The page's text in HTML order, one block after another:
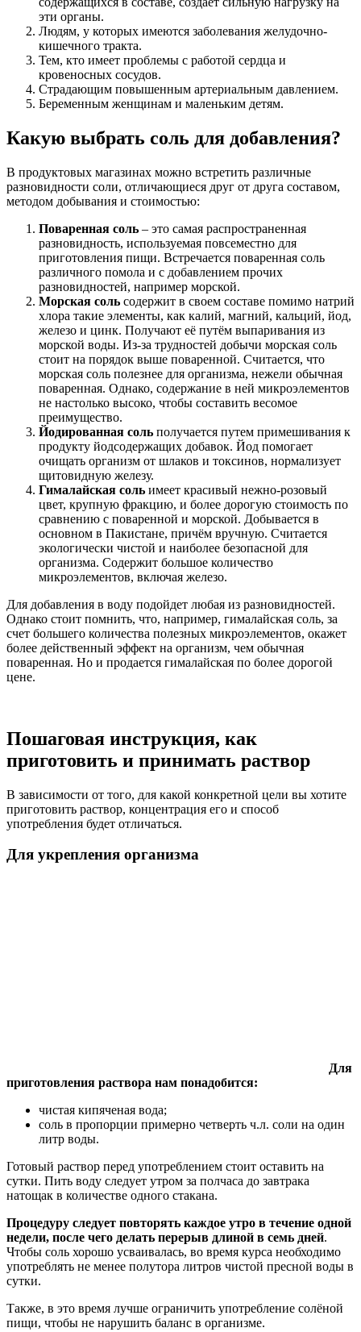
эти органы.
Людям, у которых имеются заболевания желудочно-
кишечного тракта.
Тем, кто имеет проблемы с работой сердца и
кровеносных сосудов.
Страдающим повышенным артериальным давлением.
Беременным женщинам и маленьким детям.
Какую выбрать соль для добавления?
В продуктовых магазинах можно встретить различные
разновидности соли, отличающиеся друг от друга составом,
методом добывания и стоимостью:
Поваренная соль – это самая распространенная
разновидность, используемая повсеместно для
приготовления пищи. Встречается поваренная соль
различного помола и с добавлением прочих
разновидностей, например морской.
Морская соль содержит в своем составе помимо натрий
хлора такие элементы, как калий, магний, кальций, йод,
железо и цинк. Получают её путём выпаривания из
морской воды. Из-за трудностей добычи морская соль
стоит на порядок выше поваренной. Считается, что
морская соль полезнее для организма, нежели обычная
поваренная. Однако, содержание в ней микроэлементов
не настолько высоко, чтобы составить весомое
преимущество.
Йодированная соль получается путем примешивания к
продукту йодсодержащих добавок. Йод помогает
очищать организм от шлаков и токсинов, нормализует
щитовидную железу.
Гималайская соль имеет красивый нежно-розовый
цвет, крупную фракцию, и более дорогую стоимость по
сравнению с поваренной и морской. Добывается в
основном в Пакистане, причём вручную. Считается
экологически чистой и наиболее безопасной для
организма. Содержит большое количество
микроэлементов, включая железо.
Для добавления в воду подойдет любая из разновидностей.
Однако стоит помнить, что, например, гималайская соль, за
счет большего количества полезных микроэлементов, окажет
более действенный эффект на организм, чем обычная
поваренная. Но и продается гималайская по более дорогой
цене.
Пошаговая инструкция, как
приготовить и принимать раствор
В зависимости от того, для какой конкретной цели вы хотите
приготовить раствор, концентрация его и способ
употребления будет отличаться.
Для укрепления организма
Для
приготовления раствора нам понадобится:
чистая кипяченая вода;
соль в пропорции примерно четверть ч.л. соли на один
литр воды.
Готовый раствор перед употреблением стоит оставить на
сутки. Пить воду следует утром за полчаса до завтрака
натощак в количестве одного стакана.
Процедуру следует повторять каждое утро в течение одной
недели, после чего делать перерыв длиной в семь дней.
Чтобы соль хорошо усваивалась, во время курса необходимо
употреблять не менее полутора литров чистой пресной воды в
сутки.
Также, в это время лучше ограничить употребление солёной
пищи, чтобы не нарушить баланс в организме.